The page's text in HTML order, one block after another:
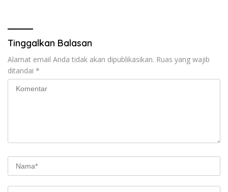
Tinggalkan Balasan
Alamat email Anda tidak akan dipublikasikan. Ruas yang wajib
ditandai *